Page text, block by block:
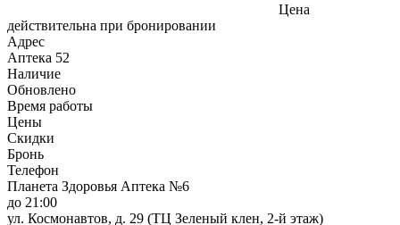
Цена
действительна при бронировании
Адрес
Аптека 52
Наличие
Обновлено
Время работы
Цены
Скидки
Бронь
Телефон
Планета Здоровья Аптека №6
до 21:00
ул. Космонавтов, д. 29 (ТЦ Зеленый клен, 2-й этаж)